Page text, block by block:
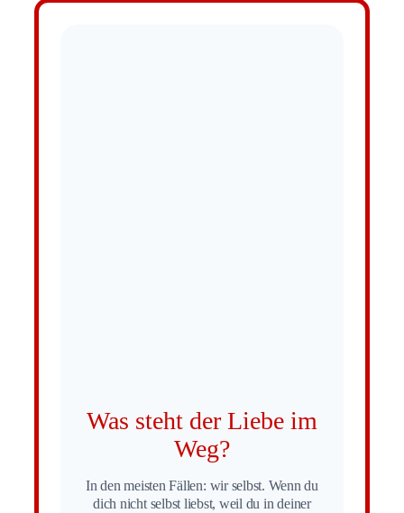
Was steht der Liebe im
Weg?
In den meisten Fällen: wir selbst. Wenn du
dich nicht selbst liebst, weil du in deiner